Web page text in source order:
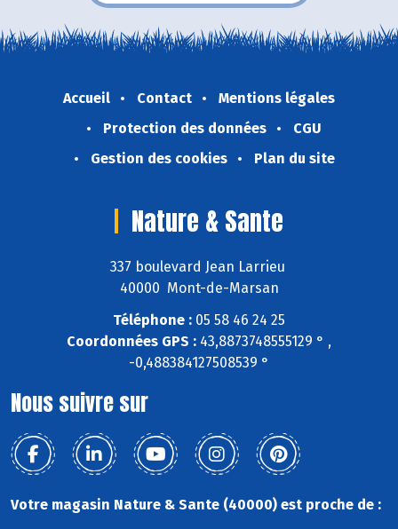
Accueil Contact
Mentions légales
Protection des données
CGU
Gestion des cookies
Plan du site
Nature & Sante
337 boulevard Jean Larrieu
40000 Mont-de-Marsan
Téléphone : 05 58 46 24 25
Coordonnées GPS : 43,8873748555129 ° ,
-0,488384127508539 °
Nous suivre sur
Votre magasin Nature & Sante (40000) est proche de :